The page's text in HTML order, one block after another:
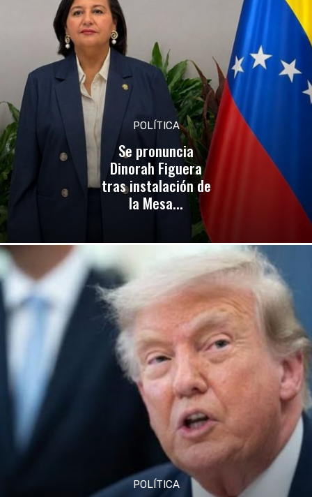
POLÍTICA
Se pronuncia
Dinorah Figuera
tras instalación de
la Mesa...
POLÍTICA